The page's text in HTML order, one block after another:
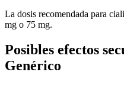
La dosis recomendada para
mg o 75 mg.
Posibles efectos
Genérico